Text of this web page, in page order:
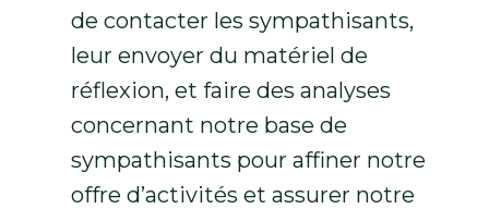
de contacter les sympathisants,
leur envoyer du matériel de
réflexion, et faire des analyses
concernant notre base de
sympathisants pour affiner notre
offre d’activités et assurer notre